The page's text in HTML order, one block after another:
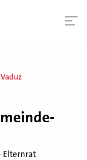
Elternrat